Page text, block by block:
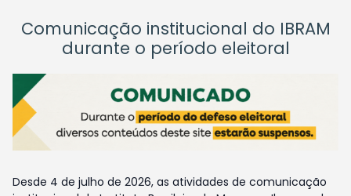
Comunicação institucional do IBRAM
durante o período eleitoral
Desde 4 de julho de 2026, as atividades de comunicação